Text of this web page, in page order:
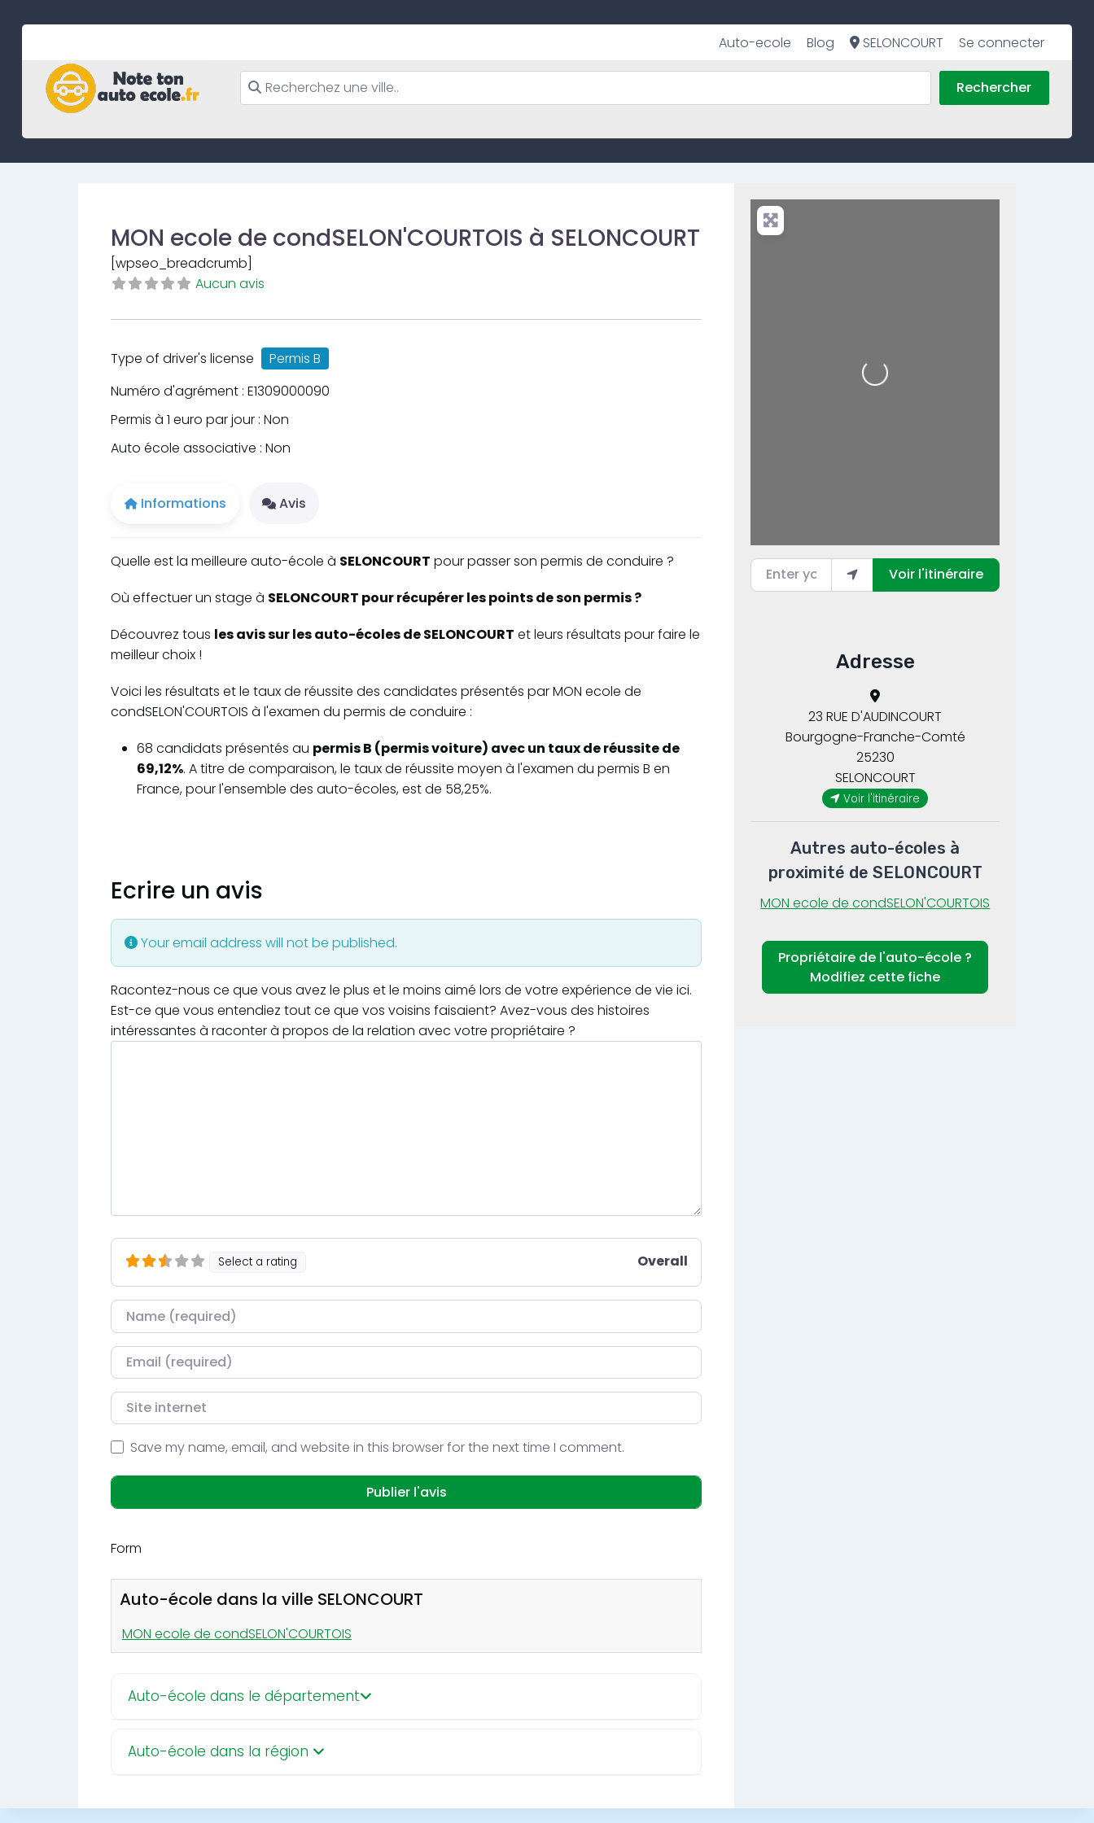
Auto-ecole Blog SELONCOURT Se connecter
Rechercher
MON ecole de condSELON'COURTOIS à SELONCOURT
[wpseo_breadcrumb]
Aucun avis
Type of driver's license
Permis B
Numéro d'agrément : E1309000090
Permis à 1 euro par jour : Non
Auto école associative : Non
Informations Avis
Quelle est la meilleure auto-école à SELONCOURT pour passer son permis de conduire ?
Où effectuer un stage à SELONCOURT pour récupérer les points de son permis ?
Découvrez tous les avis sur les auto-écoles de SELONCOURT et leurs résultats pour faire le
meilleur choix !
Voici les résultats et le taux de réussite des candidates présentés par MON ecole de
condSELON'COURTOIS à l'examen du permis de conduire :
68 candidats présentés au permis B (permis voiture) avec un taux de réussite de
69,12%. A titre de comparaison, le taux de réussite moyen à l'examen du permis B en
France, pour l'ensemble des auto-écoles, est de 58,25%.
Ecrire un avis
Your email address will not be published.
Racontez-nous ce que vous avez le plus et le moins aimé lors de votre expérience de vie ici.
Est-ce que vous entendiez tout ce que vos voisins faisaient? Avez-vous des histoires
intéressantes à raconter à propos de la relation avec votre propriétaire ?
Select a rating Overall
Nom
Courriel
Site internet
Save my name, email, and website in this browser for the next time I comment.
Form
Auto-école dans la ville SELONCOURT
MON ecole de condSELON'COURTOIS
Auto-école dans le département
Auto-école dans la région
Loading...
Enter your location
Voir l'itinéraire
Adresse
23 RUE D'AUDINCOURT
SELONCOURT
Bourgogne-Franche-Comté
25230
Voir l'itinéraire
Autres auto-écoles à
proximité de SELONCOURT
MON ecole de condSELON'COURTOIS
Propriétaire de l'auto-école ?
Modifiez cette fiche